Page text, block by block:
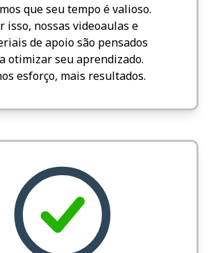
que seu tempo é valioso.
isso, nossas videoaulas e
de apoio são pensados
otimizar seu aprendizado.
esforço, mais resultados.